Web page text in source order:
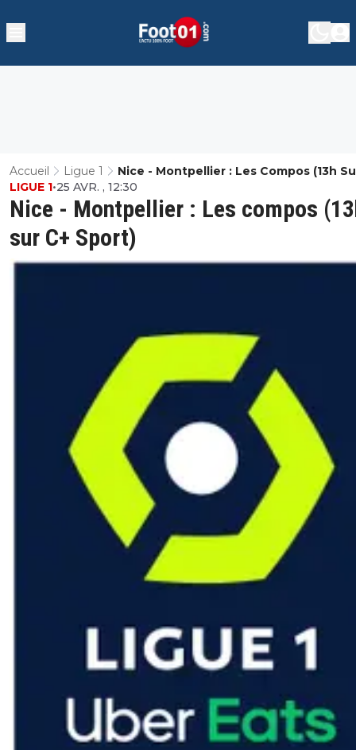
Accueil Ligue 1
Nice - Montpellier : Les Compos (13h
Sport)
Nice - Montpellier : Les compos
sur C+ Sport)
LIGUE 1•25 AVR. , 12:30